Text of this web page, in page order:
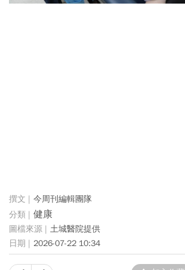
今周刊編輯團隊
健康
土城醫院提供
2026-07-22 10:34